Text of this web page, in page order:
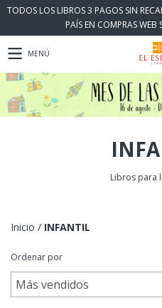
TODOS LOS LIBROS 3 PAGOS SIN
PAÍS EN COMPRAS
MENÚ
Libros para
Inicio / INFANTIL
Ordenar por